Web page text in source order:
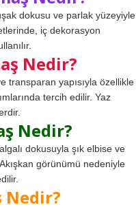
dokusu ve parlak yüzeyiyle
iç dekorasyon
Nedir?
transparan yapısıyla özellikle
tercih edilir. Yaz
Nedir?
dokusuyla şık elbise ve
görünümü nedeniyle
Nedir?